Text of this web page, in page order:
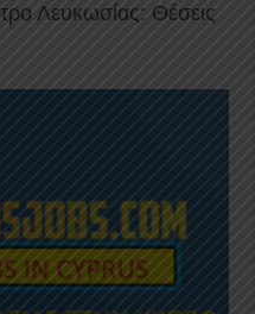
Λευκωσίας: Θέσεις